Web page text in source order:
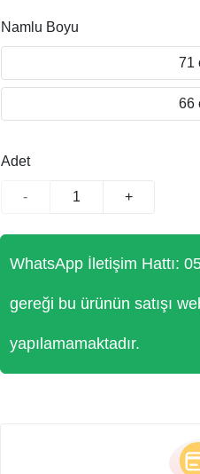
Namlu Boyu
71
66
Adet
- +
WhatsApp İletişim Hattı:
gereği bu ürünün satışı
yapılamamaktadır.